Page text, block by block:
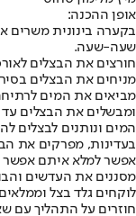
אופן ההכנה:
בקערה בינונית משרים
שעה-שעה.
חורצים את הבצלים
מניחים את הבצלים בסיר
מביאים את המים
המים ונותנים לבצלים
בעדינות, מפרקים את
אפשר למלא איתם אפשר
מסננים את העדשים
לוקחים גלד בצל
חוזרים על התהליך עם